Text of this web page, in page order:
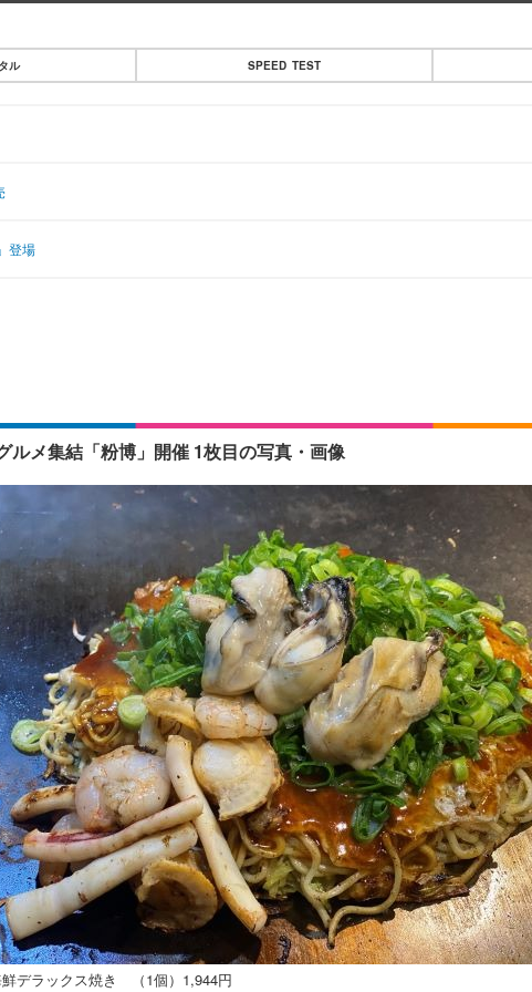
ル SPEED TEST
登場
ルメ集結「粉博」開催 1枚目の写真・画像
鮮デラックス焼き （1個）1,944円